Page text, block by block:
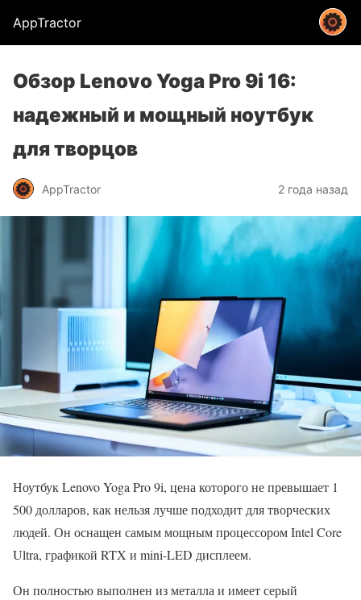
AppTractor
Обзор Lenovo Yoga Pro 9i 16:
надежный и мощный ноутбук
для творцов
AppTractor 2 года назад
Ноутбук Lenovo Yoga Pro 9i, цена которого не превышает 1
500 долларов, как нельзя лучше подходит для творческих
людей. Он оснащен самым мощным процессором Intel Core
Ultra, графикой RTX и mini-LED дисплеем.
Он полностью выполнен из металла и имеет серый